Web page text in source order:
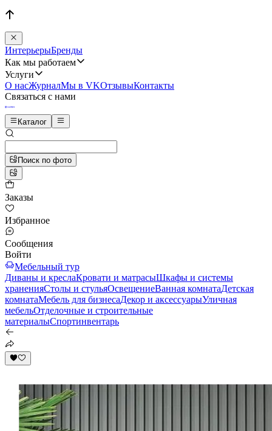
ИнтерьерыБренды
Как мы работаем
Услуги
О насЖурналМы в VKОтзывыКонтакты
Связаться с нами
Каталог
Поиск по фото
Заказы
Избранное
Сообщения
Войти
Мебельный тур
Диваны и креслаКровати и матрасыШкафы и системы
храненияСтолы и стульяОсвещениеВанная комнатаДетская
комнатаМебель для бизнесаДекор и аксессуарыУличная
мебельОтделочные и строительные
материалыСпортинвентарь